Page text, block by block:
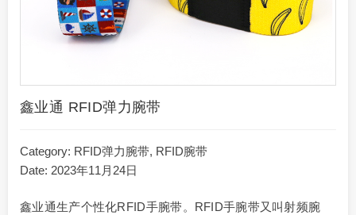
鑫业通 RFID弹力腕带
Category: RFID弹力腕带, RFID腕带
Date: 2023年11月24日
鑫业通生产个性化RFID手腕带。RFID手腕带又叫射频腕